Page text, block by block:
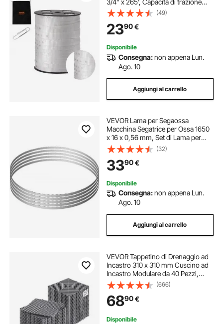
2500 lbf, Nastro di trazione per cavi
per imballaggio, giardinaggio,
elettricità commerciale, bianco
(49)
2390€
Disponibile
Consegna:non appena Lun.
Ago. 10
Aggiungi al carrello
VEVOR Lama per Segaossa
Macchina Segatrice per Ossa 1650
x 16 x 0,56 mm, Set di Lama per
Segaossa da 5 Pezzi Compatibile
per Segaossa da Banco Segaossa
da Terra, 5 Lame a Nastro in Acciaio
al Carbonio
(32)
3390€
Disponibile
Consegna:non appena Lun.
Ago. 10
Aggiungi al carrello
VEVOR Tappetino di Drenaggio ad
Incastro 310 x 310 mm Cuscino ad
Incastro Modulare da 40 Pezzi,
Piastrelle per Pavimenti di
Drenaggio Grigio Antiscivolo e
Tappetino per Doccia, per Garage
Giardino
(666)
6890€
Disponibile